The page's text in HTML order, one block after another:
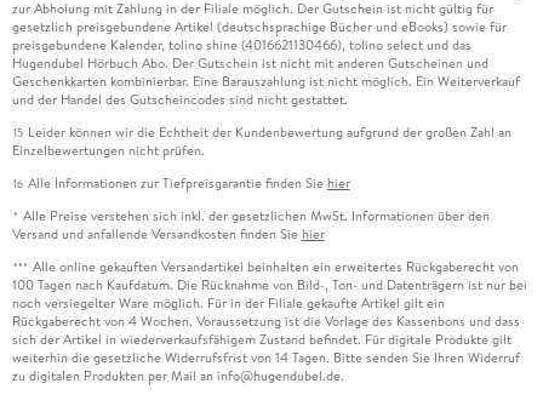
zur Abholung mit Zahlung in der Filiale möglich. Der Gutschein ist nicht gültig für
gesetzlich preisgebundene Artikel (deutschsprachige Bücher und eBooks) sowie für
preisgebundene Kalender, tolino shine (4016621130466), tolino select und das
Hugendubel Hörbuch Abo. Der Gutschein ist nicht mit anderen Gutscheinen und
Geschenkkarten kombinierbar. Eine Barauszahlung ist nicht möglich. Ein Weiterverkauf
und der Handel des Gutscheincodes sind nicht gestattet.
15 Leider können wir die Echtheit der Kundenbewertung aufgrund der großen Zahl an
Einzelbewertungen nicht prüfen.
16 Alle Informationen zur Tiefpreisgarantie finden Sie hier
* Alle Preise verstehen sich inkl. der gesetzlichen MwSt. Informationen über den
Versand und anfallende Versandkosten finden Sie hier
*** Alle online gekauften Versandartikel beinhalten ein erweitertes Rückgaberecht von
100 Tagen nach Kaufdatum. Die Rücknahme von Bild-, Ton- und Datenträgern ist nur bei
noch versiegelter Ware möglich. Für in der Filiale gekaufte Artikel gilt ein
Rückgaberecht von 4 Wochen. Voraussetzung ist die Vorlage des Kassenbons und dass
sich der Artikel in wiederverkaufsfähigem Zustand befindet. Für digitale Produkte gilt
weiterhin die gesetzliche Widerrufsfrist von 14 Tagen. Bitte senden Sie Ihren Widerruf
zu digitalen Produkten per Mail an info@hugendubel.de.